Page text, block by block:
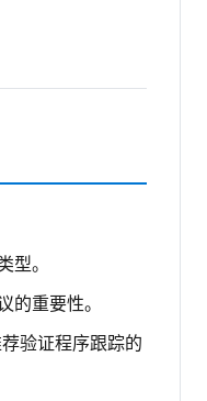
型。
的重要性。
验证程序跟踪的